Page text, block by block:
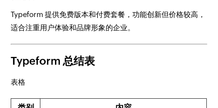
Typeform 提供免费版本和付费套餐，功能创新但价格较高，
适合注重用户体验和品牌形象的企业。
Typeform 总结表
表格